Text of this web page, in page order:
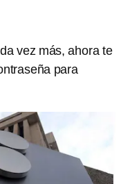
vez más, ahora te
para